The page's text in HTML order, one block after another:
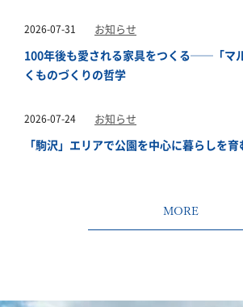
2026-07-31 お知らせ
100年後も愛される家具をつくる──「マ
くものづくりの哲学
2026-07-24 お知らせ
「駒沢」エリアで公園を中心に暮らしを育
MORE